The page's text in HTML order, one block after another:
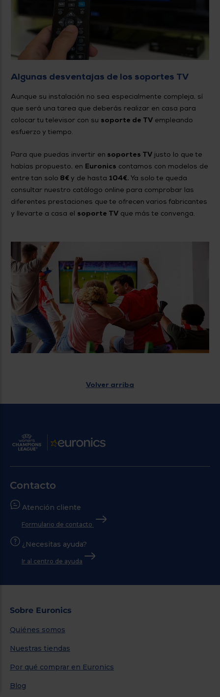
Algunas desventajas de los soportes TV
Aunque su instalación no sea especialmente compleja, sí
que será una tarea que deberás realizar en casa para
colocar tu televisor con su soporte de TV empleando
esfuerzo y tiempo.
Para que puedas invertir en soportes TV justo lo que te
habías propuesto, en Euronics contamos con modelos de
entre tan solo 8€y de hasta 104€.Ya solo te queda
consultar nuestro catálogo online para comprobar las
diferentes prestaciones que te ofrecen varios fabricantes
y llevarte a casa el soporte TV que más te convenga.
Volver arriba
Contacto
Atención cliente
Formulario de contacto
¿Necesitas ayuda?
Ir al centro de ayuda
Sobre Euronics
Quiénes somos
Nuestras tiendas
Por qué comprar en Euronics
Blog